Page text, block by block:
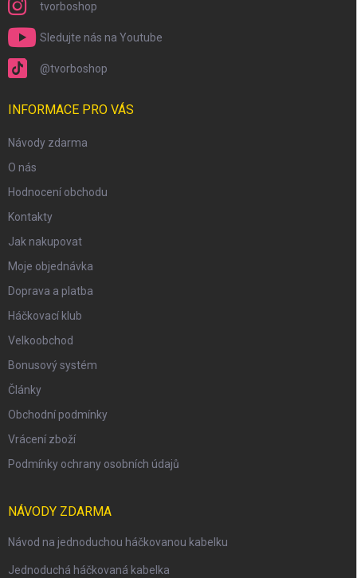
tvorboshop
Sledujte nás na Youtube
@tvorboshop
INFORMACE PRO VÁS
Návody zdarma
O nás
Hodnocení obchodu
Kontakty
Jak nakupovat
Moje objednávka
Doprava a platba
Háčkovací klub
Velkoobchod
Bonusový systém
Články
Obchodní podmínky
Vrácení zboží
Podmínky ochrany osobních údajů
NÁVODY ZDARMA
Návod na jednoduchou háčkovanou kabelku
Jednoduchá háčkovaná kabelka